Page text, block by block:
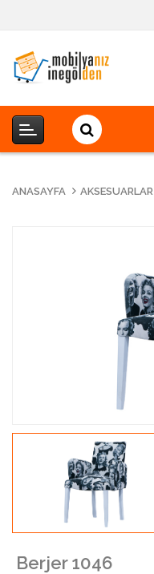
ANASAYFA AKSESUARLAR
Berjer 1046